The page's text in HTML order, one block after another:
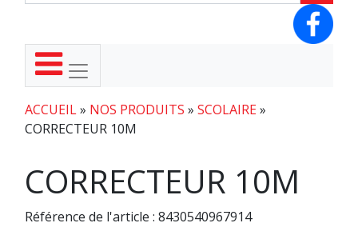
ACCUEIL» NOS PRODUITS » SCOLAIRE»
CORRECTEUR 10M
CORRECTEUR 10M
Référence de l'article : 8430540967914